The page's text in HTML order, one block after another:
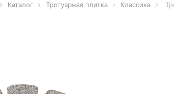
Каталог Тротуарная плитка Классика